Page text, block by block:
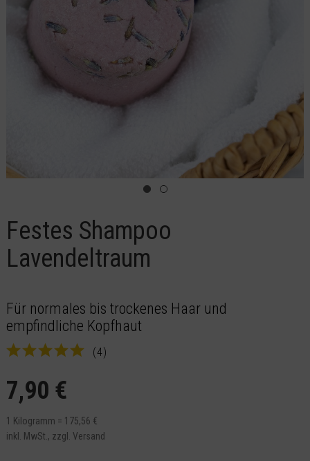
Festes Shampoo
Lavendeltraum
Für normales bis trockenes Haar und
empfindliche Kopfhaut
(4)
7,90 €
1 Kilogramm = 175,56 €
inkl. MwSt., zzgl. Versand